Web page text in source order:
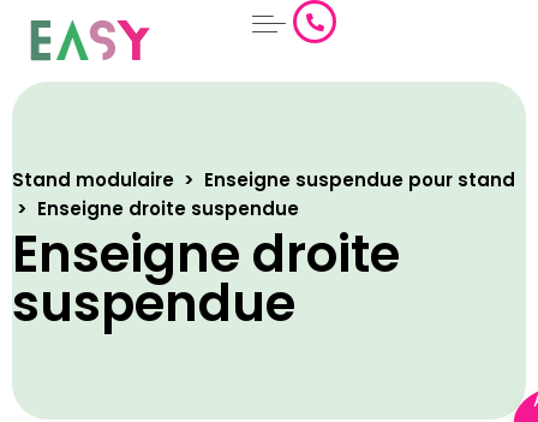
Stand modulaire > Enseigne suspendue pour stand
> Enseigne droite suspendue
Enseigne droite
suspendue